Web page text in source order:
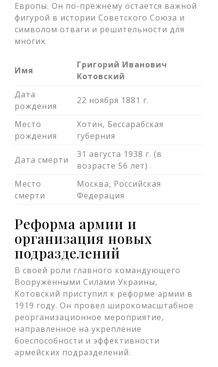
Европы. Он по-прежнему остается важной
фигурой в истории Советского Союза и
символом отваги и решительности для
многих.
Имя
Григорий Иванович
Котовский
Дата
рождения
22 ноября 1881 г.
Место
рождения
Хотин, Бессарабская
губерния
Дата смерти
31 августа 1938 г. (в
возрасте 56 лет)
Место
смерти
Москва, Российская
Федерация
Реформа армии и
организация новых
подразделений
В своей роли главного командующего
Вооружёнными Силами Украины,
Котовский приступил к реформе армии в
1919 году. Он провел широкомасштабное
реорганизационное мероприятие,
направленное на укрепление
боеспособности и эффективности
армейских подразделений.